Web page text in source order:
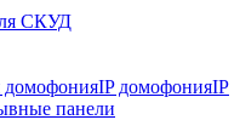
СКУД
домофонияIP домофонияIP
панели